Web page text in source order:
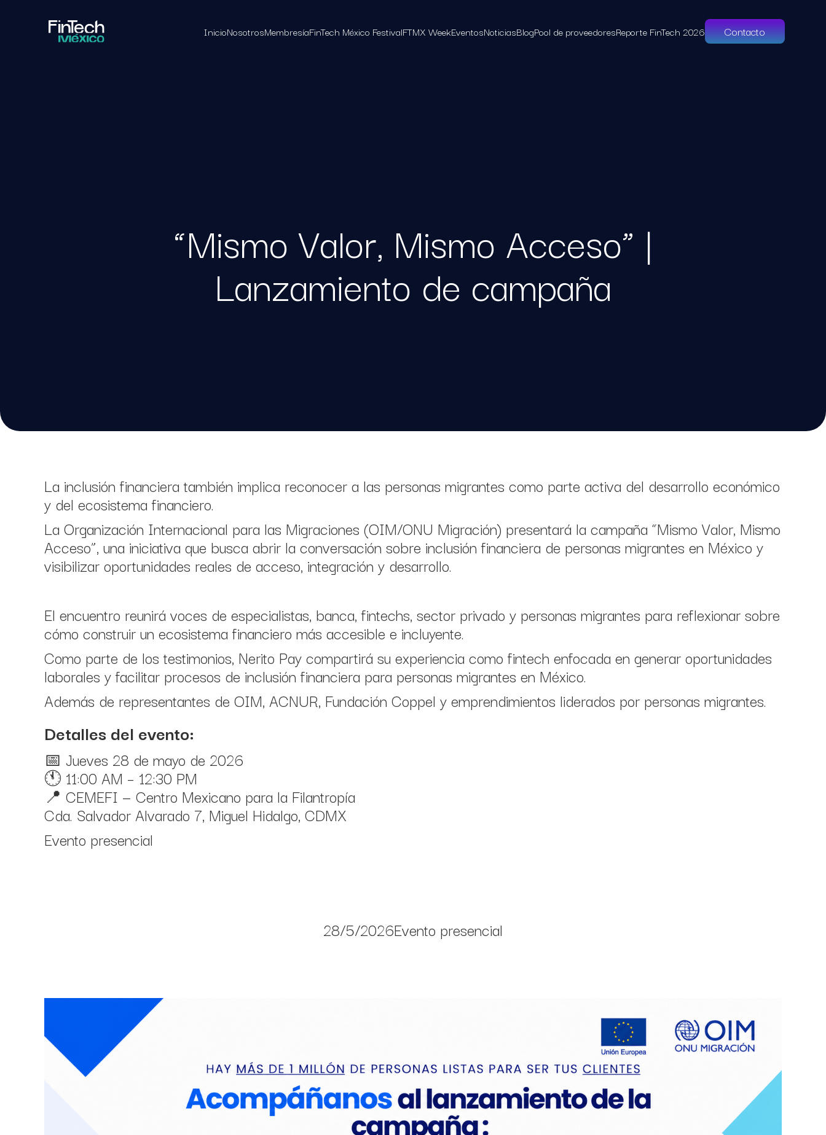
InicioNosotrosMembresíaFinTech México FestivalFTMX WeekEventosNoticiasBlogPool de proveedoresReporte FinTech 2026 Contacto
“Mismo Valor, Mismo Acceso” |
Lanzamiento de campaña
La inclusión financiera también implica reconocer a las personas migrantes como parte activa del desarrollo económico
y del ecosistema financiero.
La Organización Internacional para las Migraciones (OIM/ONU Migración) presentará la campaña “Mismo Valor, Mismo
Acceso”, una iniciativa que busca abrir la conversación sobre inclusión financiera de personas migrantes en México y
visibilizar oportunidades reales de acceso, integración y desarrollo.
El encuentro reunirá voces de especialistas, banca, fintechs, sector privado y personas migrantes para reflexionar sobre
cómo construir un ecosistema financiero más accesible e incluyente.
Como parte de los testimonios, Nerito Pay compartirá su experiencia como fintech enfocada en generar oportunidades
laborales y facilitar procesos de inclusión financiera para personas migrantes en México.
Además de representantes de OIM, ACNUR, Fundación Coppel y emprendimientos liderados por personas migrantes.
Detalles del evento:
📅 Jueves 28 de mayo de 2026
🕚 11:00 AM – 12:30 PM
📍 CEMEFI — Centro Mexicano para la Filantropía
Cda. Salvador Alvarado 7, Miguel Hidalgo, CDMX
Evento presencial
28/5/2026Evento presencial